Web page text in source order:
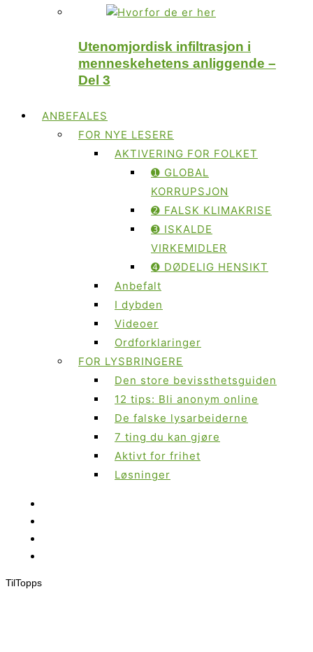
Utenomjordisk infiltrasjon i
menneskehetens anliggende –
Del 3
ANBEFALES
FOR NYE LESERE
AKTIVERING FOR FOLKET
➊ GLOBAL
KORRUPSJON
➋ FALSK KLIMAKRISE
➌ ISKALDE
VIRKEMIDLER
➍ DØDELIG HENSIKT
Anbefalt
I dybden
Videoer
Ordforklaringer
FOR LYSBRINGERE
Den store bevissthetsguiden
12 tips: Bli anonym online
De falske lysarbeiderne
7 ting du kan gjøre
Aktivt for frihet
Løsninger
TilTopps